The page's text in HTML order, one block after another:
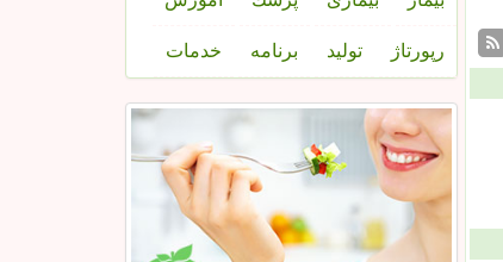
رپورتاژ تولید برنامه خدمات